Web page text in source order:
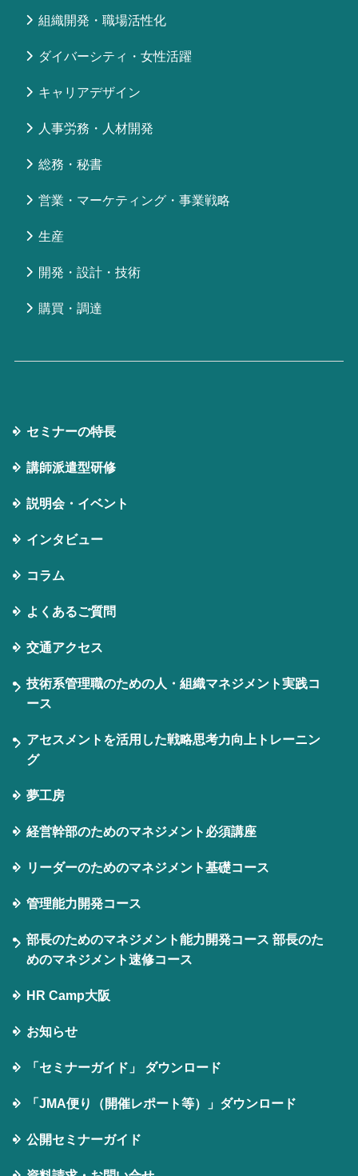
組織開発・職場活性化
ダイバーシティ・女性活躍
キャリアデザイン
人事労務・人材開発
総務・秘書
営業・マーケティング・事業戦略
生産
開発・設計・技術
購買・調達
セミナーの特⻑
講師派遣型研修
説明会・イベント
インタビュー
コラム
よくあるご質問
交通アクセス
技術系管理職のための人・組織マネジメント実践コ
ース
アセスメントを活用した戦略思考力向上トレーニン
グ
夢工房
経営幹部のためのマネジメント必須講座
リーダーのためのマネジメント基礎コース
管理能力開発コース
部長のためのマネジメント能力開発コース 部長のた
めのマネジメント速修コース
HR Camp大阪
お知らせ
「セミナーガイド」 ダウンロード
「JMA便り（開催レポート等）」ダウンロード
公開セミナーガイド